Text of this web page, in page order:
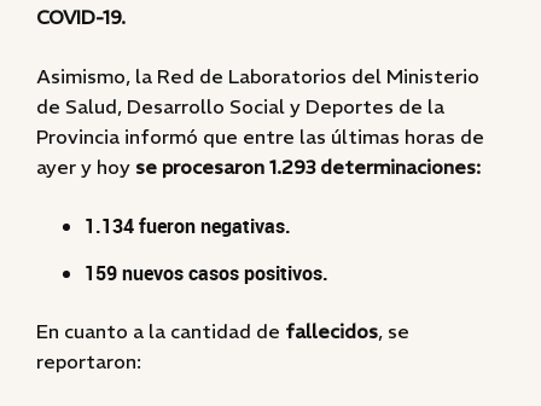
COVID-19.
Asimismo, la Red de Laboratorios del Ministerio
de Salud, Desarrollo Social y Deportes de la
Provincia informó que entre las últimas horas de
ayer y hoy se procesaron 1.293 determinaciones:
1.134 fueron negativas.
159 nuevos casos positivos.
En cuanto a la cantidad de fallecidos, se
reportaron: